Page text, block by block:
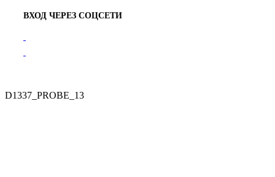
ВХОД ЧЕРЕЗ СОЦСЕТИ